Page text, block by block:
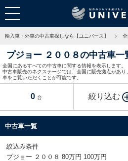
輸入車・外車の中古車探しなら【ユニバース】
プジョー ２００８の中古車一
全国にあるすべての中古車に関する情報を表示します。
中古車販売のネクステージでは、全国に販売拠点があ
車をご覧いただくことが可能です。
0 台 絞り込む
中古車一覧
絞込み条件
プジョー ２００８ 80万円 100万円